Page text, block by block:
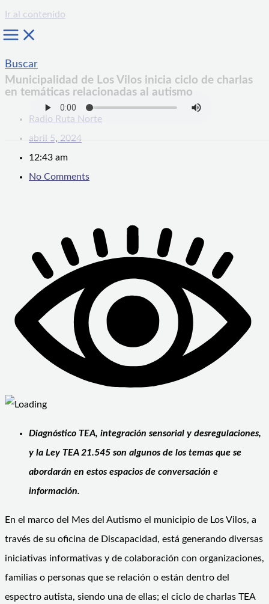
Ir al contenido
Buscar
Municipalidad de Los Vilos inicia ciclo de charlas
en temáticas relacionadas al autismo
Radio Ruta Norte
abril 5, 2024
12:43 am
No Comments
Diagnóstico TEA, integración sensorial y desregulaciones,
y la Ley TEA 21.545 son algunos de los temas que se
abordarán en estos espacios de conversación e
información.
En el marco del Mes del Autismo el municipio de Los Vilos, a
través de su oficina de Discapacidad, está generando diversas
iniciativas informativas y de colaboración con organizaciones,
familias o personas que se relación o están dentro del
espectro autista, siendo una de ellas; el ciclo de charlas TEA